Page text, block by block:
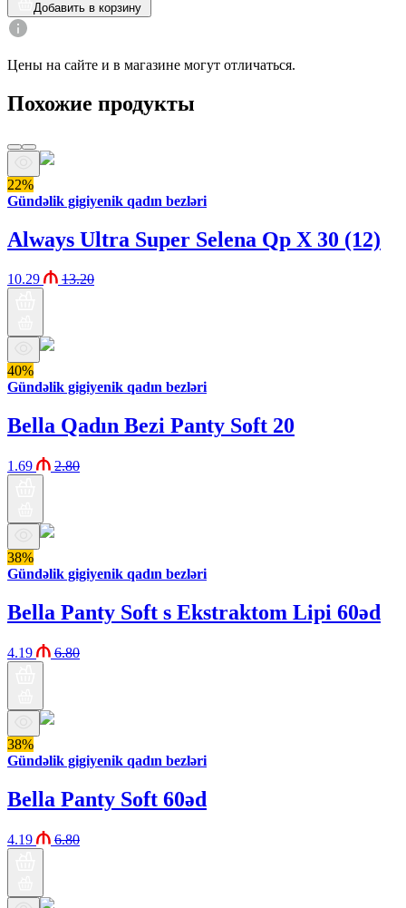
Добавить в корзину
Цены на сайте и в магазине могут отличаться.
Похожие продукты
22%
Gündəlik gigiyenik qadın bezləri
Always Ultra Super Selena Qp X 30 (12)
10.29 13.20
40%
Gündəlik gigiyenik qadın bezləri
Bella Qadın Bezi Panty Soft 20
1.69 2.80
38%
Gündəlik gigiyenik qadın bezləri
Bella Panty Soft s Ekstraktom Lipi 60əd
4.19 6.80
38%
Gündəlik gigiyenik qadın bezləri
Bella Panty Soft 60əd
4.19 6.80